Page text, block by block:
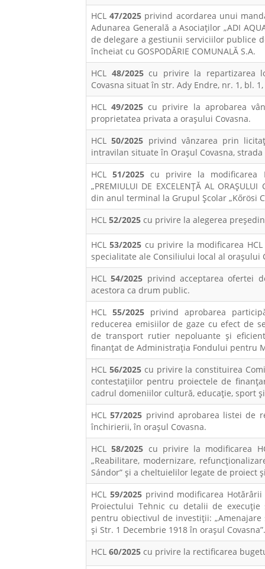
HCL47/2025 privind acordarea unui
Adunarea Generală a Asociaților „ADI
de delegare a gestiunii serviciilor publice
încheiat cu GOSPODĂRIE COMUNALĂ S.A.
HCL 48/2025cu privire la repartizarea
Covasna situat în str. Ady Endre, nr. 1, bl.
HCL49/2025 cu privire la aprobarea
proprietatea privata a orașului Covasna.
HCL50/2025 privind vânzarea prin
intravilan situate în Orașul Covasna,
HCL51/2025 cu privire la modificarea
„PREMIULUI DE EXCELENŢĂ AL
din anul terminal la Grupul Școlar „Kőrösi
HCL 52/2025 cu privire la alegerea
HCL53/2025 cu privire la modificarea
specialitate ale Consiliului local al oraşului
HCL54/2025 privind acceptarea ofertei
acestora ca drum public.
HCL 55/2025 privind aprobarea
reducerea emisiilor de gaze cu efect de
de transport rutier nepoluante şi
finanțat de Administrația Fondului pentru
HCL 56/2025cu privire la constituirea
contestațiilor pentru proiectele de
cadrul domeniilor cultură, educație, sport
HCL57/2025 privind aprobarea listei de
închirierii, în orașul Covasna.
HCL58/2025 cu privire la modificarea
„Reabilitare, modernizare,
Sándor” și a cheltuielilor legate de proiect
HCL 59/2025privind modificarea Hotărârii
Proiectului Tehnic cu detalii de
pentru obiectivul de investiții:
și Str. 1 Decembrie 1918 în orașul Covasna”.
HCL 60/2025 cu privire la rectificarea